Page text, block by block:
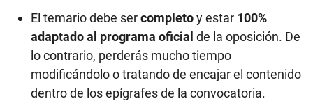
El temario debe sercompletoy estar 100%
adaptado al programa oficial de la oposición. De
lo contrario, perderás mucho tiempo
modificándolo o tratando de encajar el contenido
dentro de los epígrafes de la convocatoria.